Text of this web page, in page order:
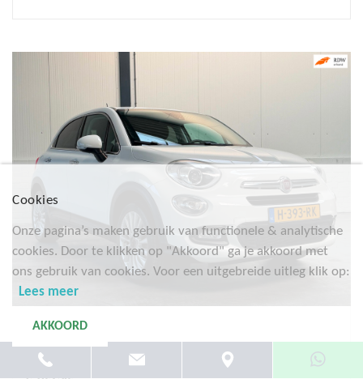
Fiat 500X
1.6 Lounge|Keyless|Camera|Stoelverwarming
Cookies
Onze pagina’s maken gebruik van functionele & analytische
cookies. Door te klikken op "Akkoord" ga je akkoord met
ons gebruik van cookies. Voor een uitgebreide uitleg klik op:
Lees meer
AKKOORD